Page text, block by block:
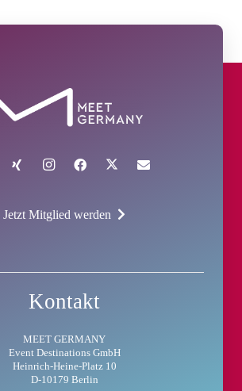
Jetzt Mitglied werden
Kontakt
MEET GERMANY
Event Destinations GmbH
Heinrich-Heine-Platz 10
D-10179 Berlin